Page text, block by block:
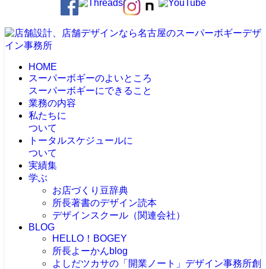
HOME
スーパーボギーのよいところ
スーパーボギーにできること
業務の内容
私たちに
ついて
トータルスケジュールに
ついて
実績集
学ぶ
お店づくり豆辞典
所長著書のデザイン読本
デザインスクール（関連会社）
BLOG
HELLO！BOGEY
所長よーかんblog
よしだツカサの「開業ノート」 デザイン事務所創